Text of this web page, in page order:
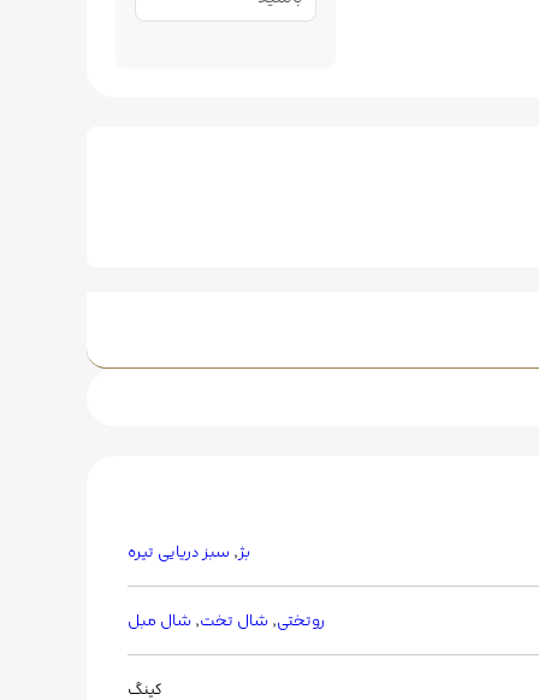
بژ,سبز دریایی تیره
روتختی,شال تخت,شال مبل
کینگ